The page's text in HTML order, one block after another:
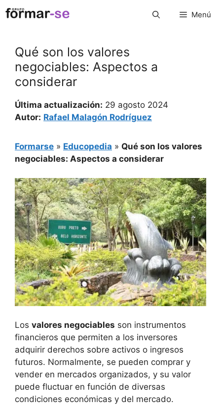
Saltar
al
Menú
Qué son los valores
negociables: Aspectos a
considerar
Última actualización: 29 agosto 2024
Autor: Rafael Malagón Rodríguez
Formarse » Educopedia » Qué son los valores
negociables: Aspectos a considerar
Los valores negociables son instrumentos
financieros que permiten a los inversores
adquirir derechos sobre activos o ingresos
futuros. Normalmente, se pueden comprar y
vender en mercados organizados, y su valor
puede fluctuar en función de diversas
condiciones económicas y del mercado.